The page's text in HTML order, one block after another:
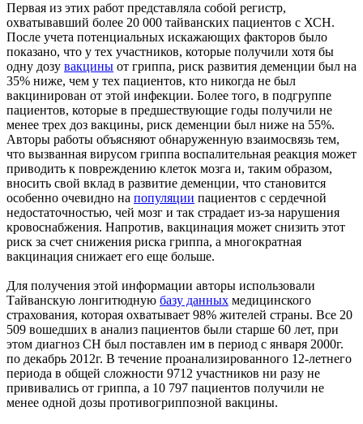
Первая из этих работ представляла собой регистр,
охватывавший более 20 000 тайванских пациентов с ХСН.
После учета потенциальных искажающих факторов было
показано, что у тех участников, которые получили хотя бы
одну дозу вакцины от гриппа, риск развития деменции был на
35% ниже, чем у тех пациентов, кто никогда не был
вакцинирован от этой инфекции. Более того, в подгруппе
пациентов, которые в предшествующие годы получили не
менее трех доз вакцины, риск деменции был ниже на 55%.
Авторы работы объясняют обнаруженную взаимосвязь тем,
что вызванная вирусом гриппа воспалительная реакция может
приводить к повреждению клеток мозга и, таким образом,
вносить свой вклад в развитие деменции, что становится
особенно очевидно на популяции пациентов с сердечной
недостаточностью, чей мозг и так страдает из-за нарушения
кровоснабжения. Напротив, вакцинация может снизить этот
риск за счет снижения риска гриппа, а многократная
вакцинация снижает его еще больше.
Для получения этой информации авторы использовали
Тайванскую лонгитюдную базу данных медицинского
страхования, которая охватывает 98% жителей страны. Все 20
509 вошедших в анализ пациентов были старше 60 лет, при
этом диагноз СН был поставлен им в период с января 2000г.
по декабрь 2012г. В течение проанализированного 12-летнего
периода в общей сложности 9712 участников ни разу не
прививались от гриппа, а 10 797 пациентов получили не
менее одной дозы противогриппозной вакцины.